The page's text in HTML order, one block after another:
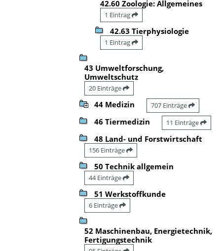
42.60 Zoologie: Allgemeines
1 Eintrag
42.63 Tierphysiologie
1 Eintrag
43 Umweltforschung,
Umweltschutz
20 Einträge
44 Medizin 707 Einträge
46 Tiermedizin 11 Einträge
48 Land- und Forstwirtschaft
156 Einträge
50 Technik allgemein
44 Einträge
51 Werkstoffkunde
6 Einträge
52 Maschinenbau, Energietechnik,
Fertigungstechnik